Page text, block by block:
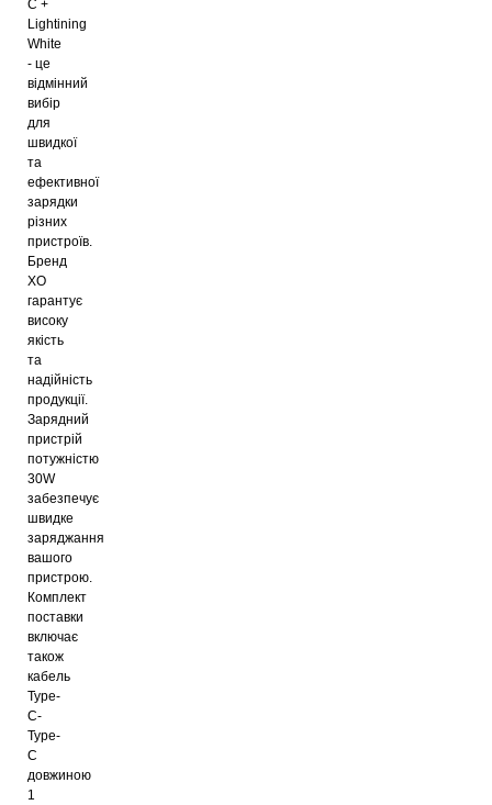
C +
Lightining
White
- це
відмінний
вибір
для
швидкої
та
ефективної
зарядки
різних
пристроїв.
Бренд
XO
гарантує
високу
якість
та
надійність
продукції.
Зарядний
пристрій
потужністю
30W
забезпечує
швидке
заряджання
вашого
пристрою.
Комплект
поставки
включає
також
кабель
Type-
C-
Type-
C
довжиною
1